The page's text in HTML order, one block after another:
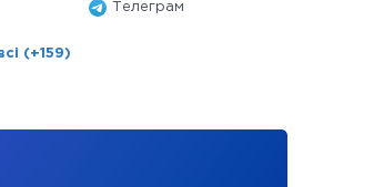
Телеграм
(+159)